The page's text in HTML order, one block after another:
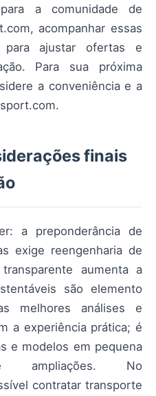
a comunidade de
acompanhar essas
para ajustar ofertas e
Para sua próxima
a conveniência e a
finais
a preponderância de
exige reengenharia de
aumenta a
são elemento
melhores análises e
a experiência prática; é
e modelos em pequena
ampliações. No
contratar transporte